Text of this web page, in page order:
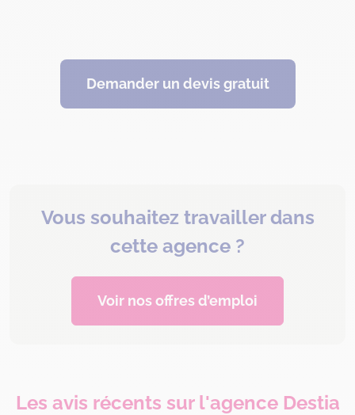
Demander un devis gratuit
Vous souhaitez travailler dans
cette agence ?
Voir nos offres d’emploi
Les avis récents sur l'agence Destia